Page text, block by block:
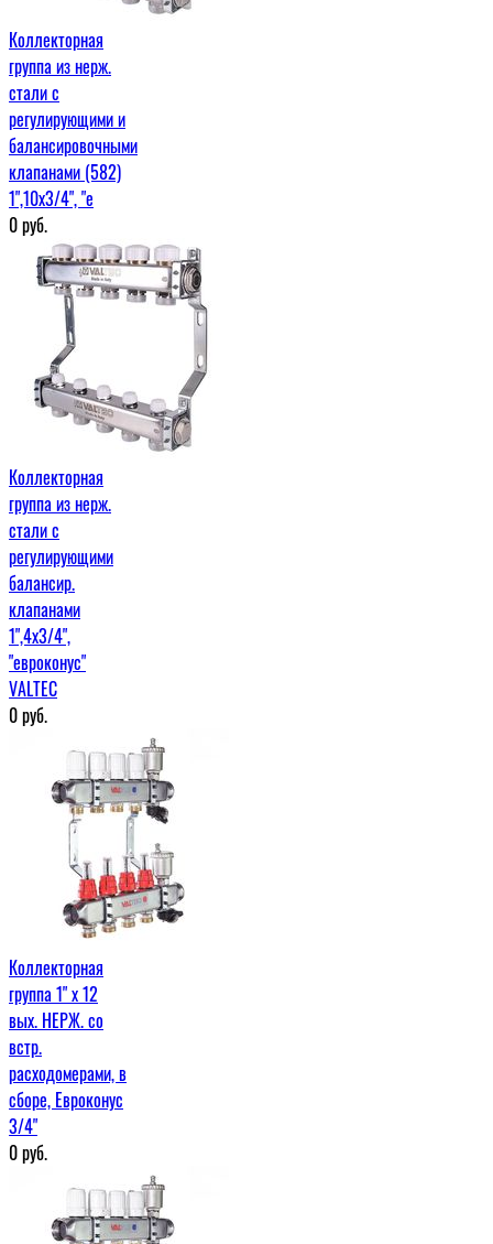
Коллекторная
группа из нерж.
стали с
регулирующими и
балансировочными
клапанами (582)
1",10x3/4", "е
0руб.
Коллекторная
группа из нерж.
стали с
регулирующими
балансир.
клапанами
1",4x3/4",
"евроконус"
VALTEC
0руб.
Коллекторная
группа 1" х 12
вых. НЕРЖ. со
встр.
расходомерами, в
сборе, Евроконус
3/4"
0руб.